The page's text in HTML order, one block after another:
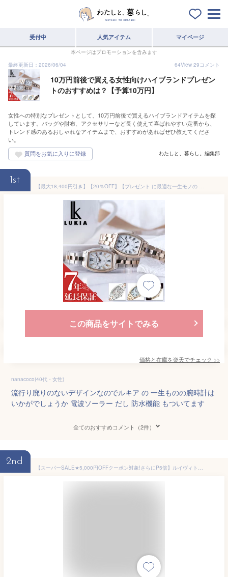
受付中 人気アイテム マイページ
本ページはプロモーションを含みます
最終更新日：2026/06/04
64View 29コメント
10万円前後で買える女性向けハイブランドプレゼン
トのおすすめは？【予算10万円】
女性への特別なプレゼントとして、10万円前後で買えるハイブランドアイテムを探
しています。バッグや財布、アクセサリーなど長く使えて喜ばれやすい定番から、
トレンド感のあるおしゃれなアイテムまで、おすすめがあればぜひ教えてくださ
い。
わたしと、暮らし。編集部
1st
【最大18,400円引き】【20％OFF】【プレゼント に最適な一生モノの 腕時計】セイコー ルキア SEIKO 時計 LUKIA レディース 女性 ローズゴールド ピンク ゴールド 人気 ブランド 防水 ソーラー 電波 電波ソーラー ソーラー電波 高機能 可愛い シンプル おしゃれ 彼女 恋人 娘
この商品をサイトでみる
価格と在庫を楽天でチェック >>
nanacoco(40代・女性)
流行り廃りのないデザインなのでルキア の 一生ものの腕時計は
いかがでしょうか 電波ソーラー だし 防水機能 もついてます
全てのおすすめコメント（2件）
2nd
【スーパーSALE★5,000円OFFクーポン対象!さらにP5倍】ルイヴィトン ブレスレット Louis Vuitton プティ ルイ ブラスレ・プティ ルイ M00374 レディース イエローゴールド 金